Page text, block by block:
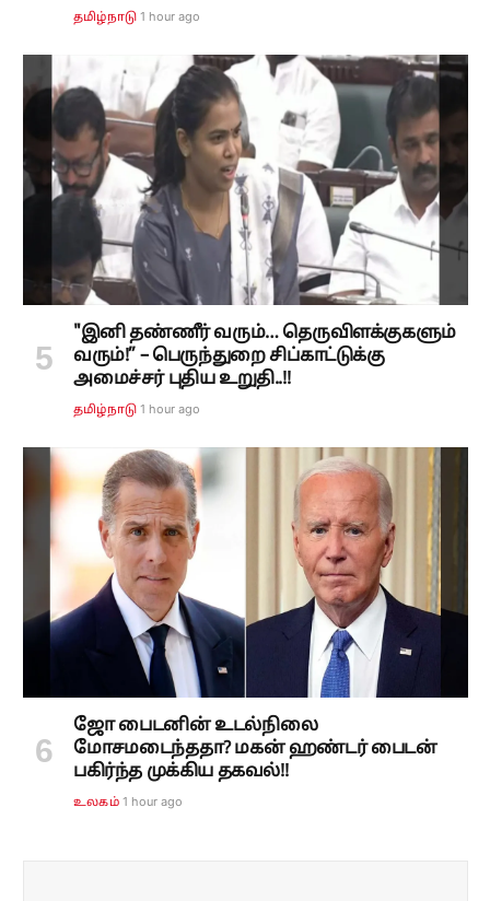
தமிழ்நாடு 1 hour ago
"இனி தண்ணீர் வரும்… தெருவிளக்குகளும்
வரும்!” – பெருந்துறை சிப்காட்டுக்கு
அமைச்சர் புதிய உறுதி..!!
தமிழ்நாடு 1 hour ago
ஜோ பைடனின் உடல்நிலை
மோசமடைந்ததா? மகன் ஹண்டர் பைடன்
பகிர்ந்த முக்கிய தகவல்!!
உலகம் 1 hour ago